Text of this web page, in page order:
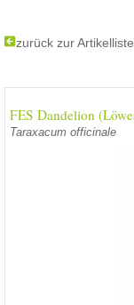
zurück zur Artikelliste
FES Dandelion
Taraxacum officinale